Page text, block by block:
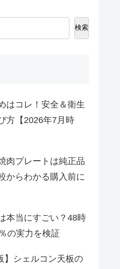
検索
はコレ！安全＆衛生
方【2026年7月時
肉プレートは純正品
からわかる購入前に
本当にすごい？48時
の実力を検証
】シェルコン天板の